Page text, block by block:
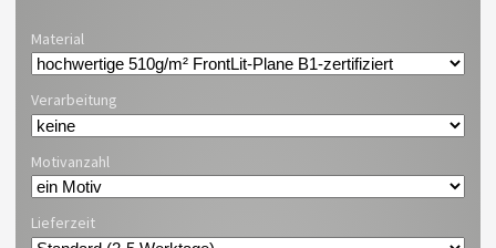
Material
Verarbeitung
Motivanzahl
Lieferzeit